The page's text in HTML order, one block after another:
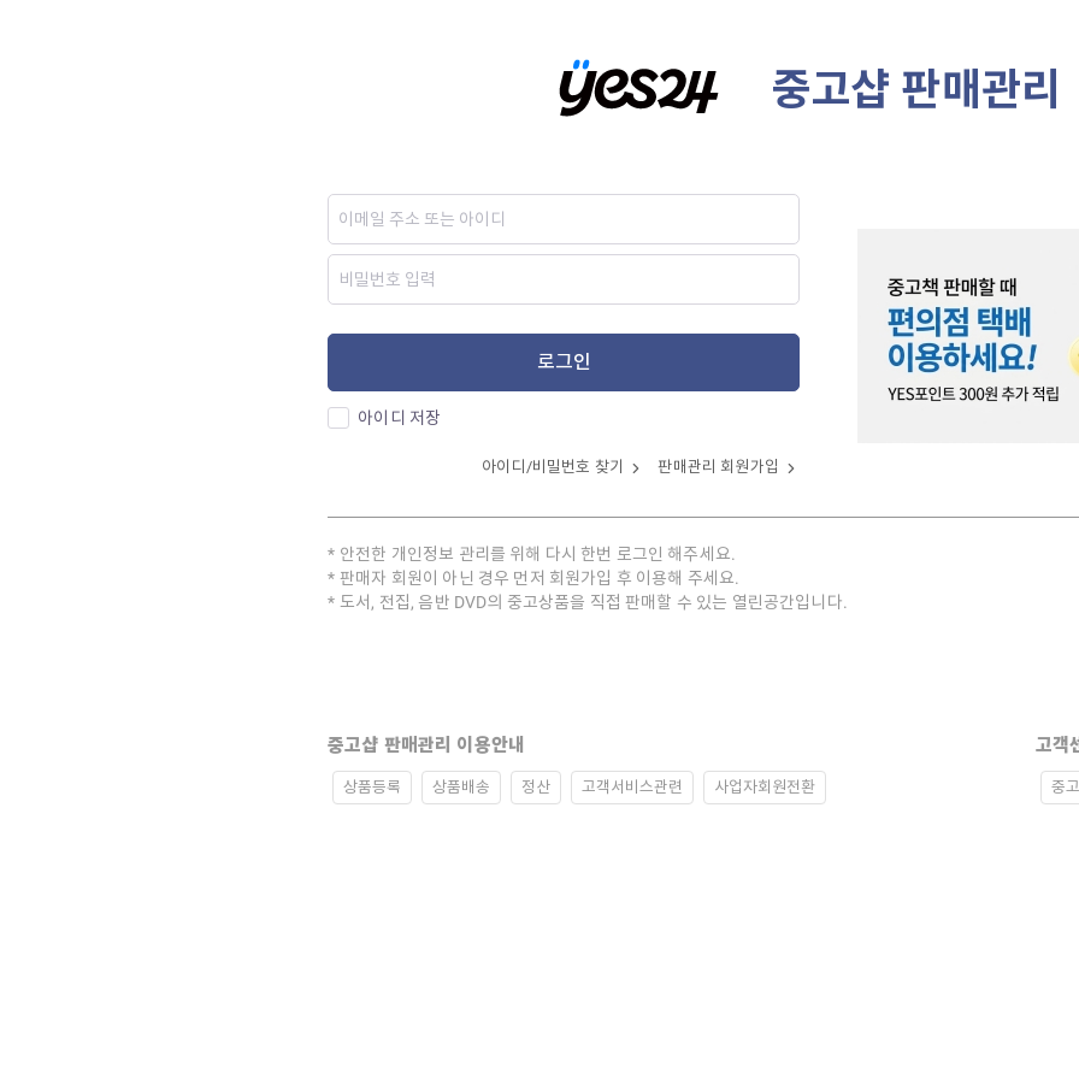
중고샵 판매관리
로그인
아이디 저장
아이디/비밀번호 찾기 판매관리 회원가입
안전한 개인정보 관리를 위해 다시 한번 로그인 해주세요.
판매자 회원이 아닌 경우 먼저 회원가입 후 이용해 주세요.
도서, 전집, 음반 DVD의 중고상품을 직접 판매할 수 있는 열린공간입니다.
중고샵 판매관리 이용안내
상품등록 상품배송 정산 고객서비스관련 사업자회원전환
고객
중